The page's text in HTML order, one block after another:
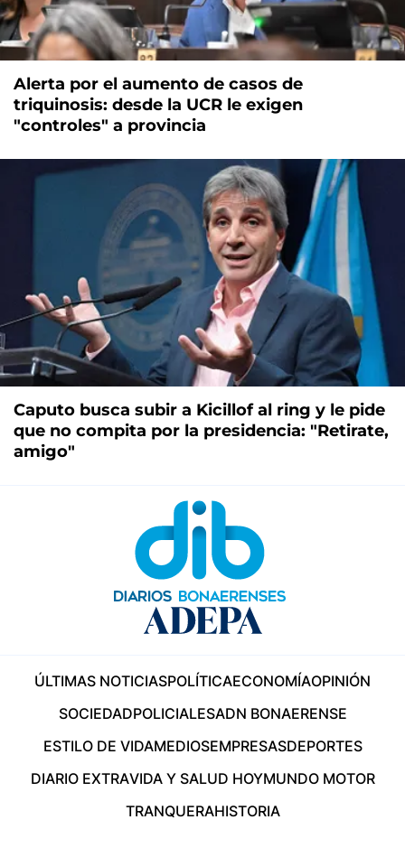
Alerta por el aumento de casos de
triquinosis: desde la UCR le exigen
"controles" a provincia
Caputo busca subir a Kicillof al ring y le pide
que no compita por la presidencia: "Retirate,
amigo"
ÚLTIMAS NOTICIASPOLÍTICAECONOMÍAOPINIÓN
SOCIEDADPOLICIALESADN BONAERENSE
ESTILO DE VIDAMEDIOSEMPRESASDEPORTES
DIARIO EXTRAVIDA Y SALUD HOYMUNDO MOTOR
TRANQUERAHISTORIA